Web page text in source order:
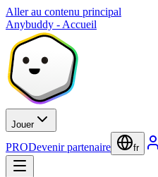
Aller au contenu principal
Anybuddy - Accueil
Jouer
PRODevenir partenaire fr